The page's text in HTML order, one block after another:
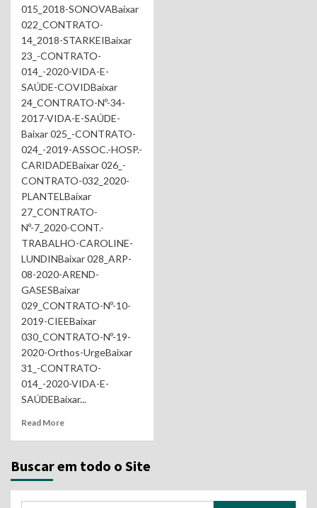
015_2018-SONOVABaixar
022_CONTRATO-
14_2018-STARKEIBaixar
23_-CONTRATO-
014_-2020-VIDA-E-
SAÚDE-COVIDBaixar
24_CONTRATO-Nº-34-
2017-VIDA-E-SAÚDE-
Baixar 025_-CONTRATO-
024_-2019-ASSOC.-HOSP.-
CARIDADEBaixar 026_-
CONTRATO-032_2020-
PLANTELBaixar
27_CONTRATO-
Nº-7_2020-CONT.-
TRABALHO-CAROLINE-
LUNDINBaixar 028_ARP-
08-2020-AREND-
GASESBaixar
029_CONTRATO-Nº-10-
2019-CIEEBaixar
030_CONTRATO-Nº-19-
2020-Orthos-UrgeBaixar
31_-CONTRATO-
014_-2020-VIDA-E-
SAÚDEBaixar...
Read More
Buscar em todo o Site